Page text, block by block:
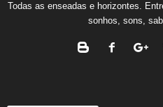
Todas as enseadas e horizontes.
sonhos, sons,